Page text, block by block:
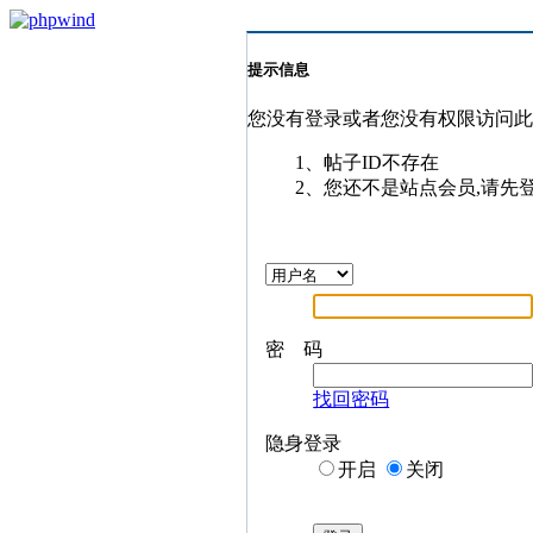
提示信息
您没有登录或者您没有权限访问
1、帖子ID不存在
2、您还不是站点会员,请先
密 码
找回密码
隐身登录
开启
关闭